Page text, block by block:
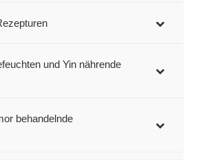
und Yin nährende
behandelnde